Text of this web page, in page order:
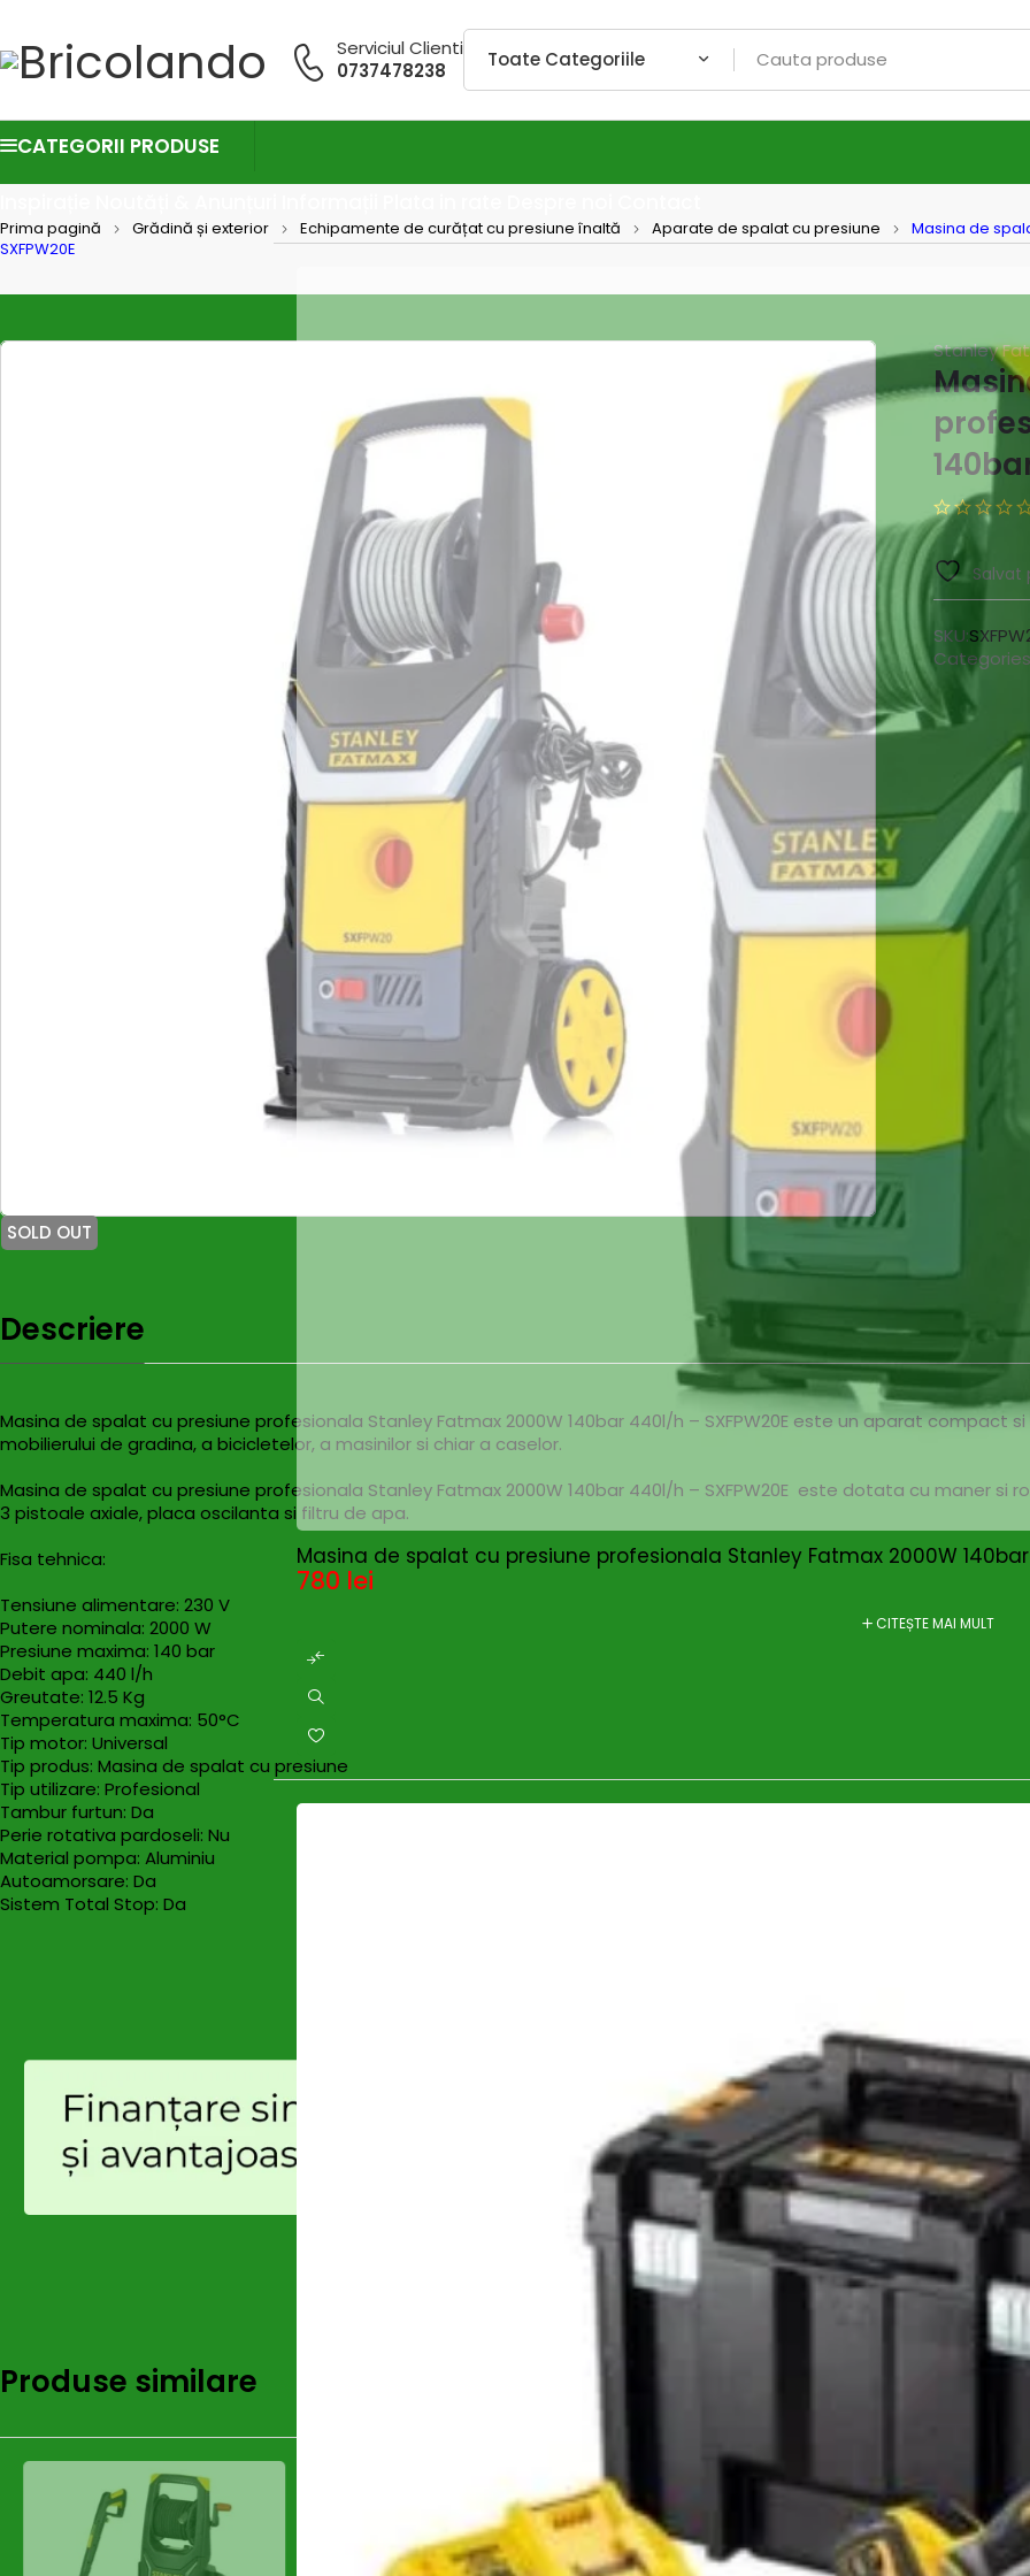
Serviciul Clienti
0737478238
CATEGORII PRODUSE
SOLD OUT
Masina de spalat cu presiune profesionala Stanley Fatmax 2000W 140bar
780 lei
CITEȘTE MAI MULT
Prima pagină Grădină și exterior Echipamente de curățat cu presiune înaltă Aparate de spalat cu presiune
Masina de
SXFPW20E
SOLD OUT
Stanley
Salvat
SKU:
Descriere
Masina de spalat cu presiune profesionala Stanley Fatmax 2000W 140bar 440l/h – SXFPW20E este un aparat compact
mobilierului de gradina, a bicicletelor, a masinilor si chiar a caselor.
Masina de spalat cu presiune profesionala Stanley Fatmax 2000W 140bar 440l/h – SXFPW20E este dotata cu maner
3 pistoale axiale, placa oscilanta si filtru de apa.
Fisa tehnica:
Tensiune alimentare: 230 V
Putere nominala: 2000 W
Presiune maxima: 140 bar
Debit apa: 440 l/h
Greutate: 12.5 Kg
Temperatura maxima: 50°C
Tip motor: Universal
Tip produs: Masina de spalat cu presiune
Tip utilizare: Profesional
Tambur furtun: Da
Perie rotativa pardoseli: Nu
Material pompa: Aluminiu
Autoamorsare: Da
Sistem Total Stop: Da
Produse similare